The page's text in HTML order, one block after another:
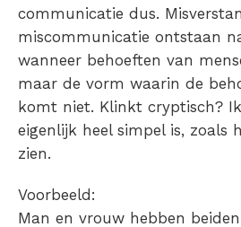
communicatie dus.
miscommunicatie ontstaan
wanneer behoeften van
maar de vorm waarin de
komt niet. Klinkt cryptisch?
eigenlijk heel simpel is, zoals
zien.
Voorbeeld:
Man en vrouw hebben